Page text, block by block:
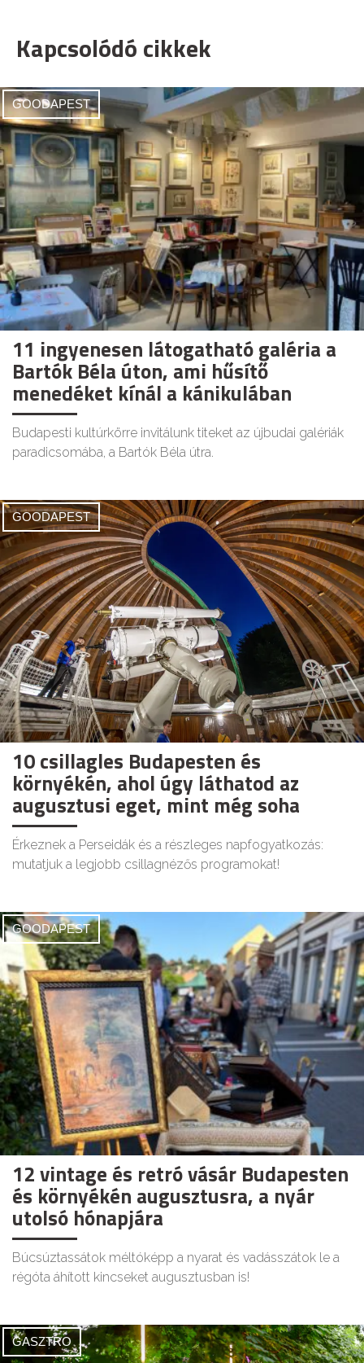
Kapcsolódó cikkek
GOODAPEST
11 ingyenesen látogatható galéria a
Bartók Béla úton, ami hűsítő
menedéket kínál a kánikulában
Budapesti kultúrkörre invitálunk titeket az újbudai galériák
paradicsomába, a Bartók Béla útra.
GOODAPEST
10 csillagles Budapesten és
környékén, ahol úgy láthatod az
augusztusi eget, mint még soha
Érkeznek a Perseidák és a részleges napfogyatkozás:
mutatjuk a legjobb csillagnézős programokat!
GOODAPEST
12 vintage és retró vásár Budapesten
és környékén augusztusra, a nyár
utolsó hónapjára
Búcsúztassátok méltóképp a nyarat és vadásszátok le a
régóta áhított kincseket augusztusban is!
GASZTRO